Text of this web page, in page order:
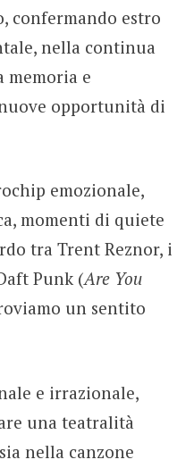
confermando estro
nella continua
memoria e
opportunità di
emozionale,
momenti di quiete
tra Trent Reznor, i
Punk (Are You
un sentito
e irrazionale,
una teatralità
nella canzone